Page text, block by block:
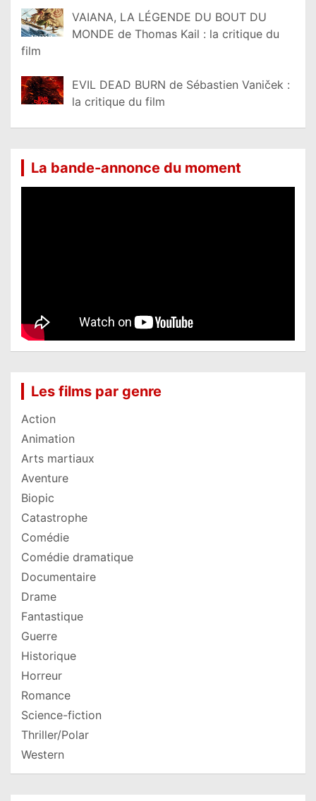
VAIANA, LA LÉGENDE DU BOUT DU
MONDE de Thomas Kail : la critique du
film
EVIL DEAD BURN de Sébastien Vaniček :
la critique du film
La bande-annonce du moment
Les films par genre
Action
Animation
Arts martiaux
Aventure
Biopic
Catastrophe
Comédie
Comédie dramatique
Documentaire
Drame
Fantastique
Guerre
Historique
Horreur
Romance
Science-fiction
Thriller/Polar
Western